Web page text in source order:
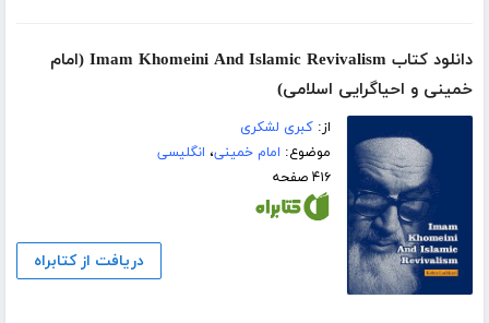
دانلود کتاب Imam Khomeini And Islamic Revivalism (امام
خمینی و احیاگرایی اسلامی)
از:کبری لشکری
موضوع: امام خمینی، انگلیسی
۴۱۶ صفحه
دریافت از کتابراه